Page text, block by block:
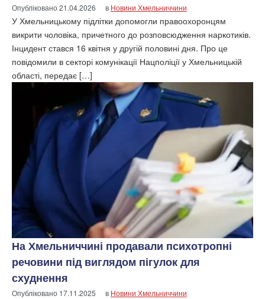
Опубліковано21.04.2026 в Новини Хмельниччини
У Хмельницькому підлітки допомогли правоохоронцям
викрити чоловіка, причетного до розповсюдження наркотиків.
Інцидент стався 16 квітня у другій половині дня. Про це
повідомили в секторі комунікації Нацполіції у Хмельницькій
області, передає […]
На Хмельниччині продавали психотропні
речовини під виглядом пігулок для
схуднення
Опубліковано 17.11.2025 в Новини Хмельниччини